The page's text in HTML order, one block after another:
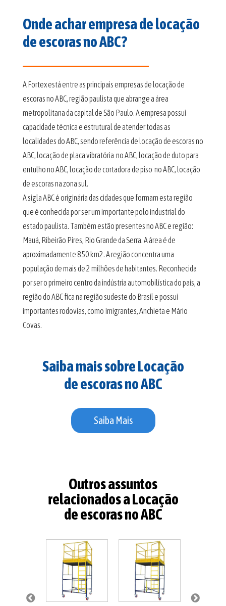
Onde achar empresa de locação
de escoras no ABC?
A Fortex está entre as principais empresas de locação de
escoras no ABC, região paulista que abrange a área
metropolitana da capital de São Paulo. A empresa possui
capacidade técnica e estrutural de atender todas as
localidades do ABC, sendo referência de locação de escoras no
ABC, locação de placa vibratória no ABC, locação de duto para
entulho no ABC, locação de cortadora de piso no ABC, locação
de escoras na zona sul.
A sigla ABC é originária das cidades que formam esta região
que é conhecida por ser um importante polo industrial do
estado paulista. Também estão presentes no ABC e região:
Mauá, Ribeirão Pires, Rio Grande da Serra. A área é de
aproximadamente 850 km2. A região concentra uma
população de mais de 2 milhões de habitantes. Reconhecida
por ser o primeiro centro da indústria automobilística do país, a
região do ABC fica na região sudeste do Brasil e possui
importantes rodovias, como Imigrantes, Anchieta e Mário
Covas.
Saiba mais sobre Locação
de escoras no ABC
Saiba Mais
Outros assuntos
relacionados a Locação
de escoras no ABC